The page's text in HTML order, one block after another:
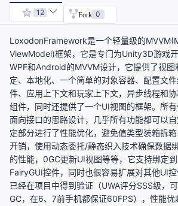
12 Fork 0
LoxodonFramework是一个轻量级的
ViewModel)框架，它是专门为Unity3D游戏
WPF和Android的MVVM设计，它提供了视
定、本地化、一个简单的对象容器、配置文
件、应用上下文和玩家上下文，异步线程和
组件，同时还提供了一个UI视图的框架。所
面向接口的思路设计，几乎所有功能都可以
定部分进行了性能优化，避免值类型装箱拆
开销，使用动态委托/静态织入技术确保数据
的性能，0GC更新UI视图等等，它支持绑定
FairyGUI控件，同时也很容易扩展对其他UI
已经在项目中得到验证（UWA评分SSS级，
GC，在6、7前手机都保证60FPS），性能